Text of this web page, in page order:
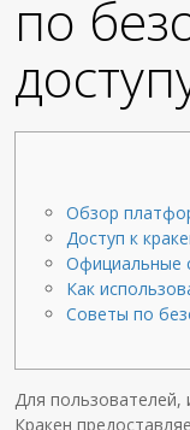
по
Обзор
Доступ к
Официальные
Как
Советы по
Для
Кракен